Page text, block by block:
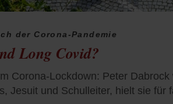
der Corona-Pandemie
Long Covid?
Corona-Lockdown: Peter
Jesuit und Schulleiter, hielt sie